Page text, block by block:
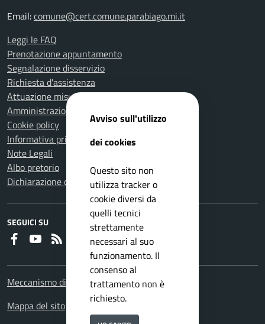
Email:comune@cert.comune.parabiago.mi.it
Leggi le FAQ
Prenotazione appuntamento
Segnalazione disservizio
Richiesta d'assistenza
Attuazione misure PNRR
Amministrazione trasparente
Cookie policy
Informativa privacy
Note Legali
Albo pretorio
Dichiarazione di accessibilità
SEGUICI SU
Faceboook
Youtube
Meccanismo di feedback
Mappa del sito
Avviso sull'utilizzo
dei cookies
Questo sito non
utilizza tracker o
cookie diversi da
quelli tecnici
strettamente
necessari al suo
funzionamento. Il
consenso al
trattamento non è
richiesto.